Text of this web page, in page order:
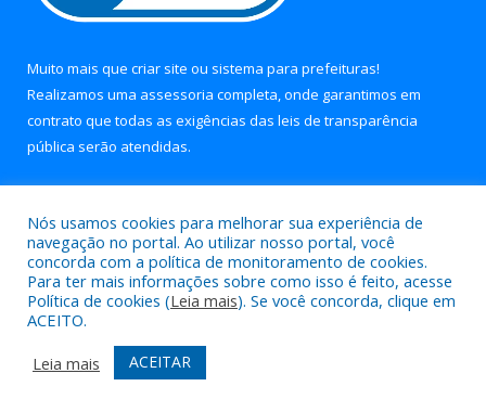
Muito mais que criar site ou sistema para prefeituras!
Realizamos uma assessoria completa, onde garantimos em
contrato que todas as exigências das leis de transparência
pública serão atendidas.
Todos os direitos reservados a Prefeitura Municipal de Soure.
Mapa do Site
Acessar Área Administrativa
Acessar Webmail
Nós usamos cookies para melhorar sua experiência de
navegação no portal. Ao utilizar nosso portal, você
concorda com a política de monitoramento de cookies.
Para ter mais informações sobre como isso é feito, acesse
Política de cookies (Leia mais). Se você concorda, clique em
ACEITO.
Leia mais
ACEITAR